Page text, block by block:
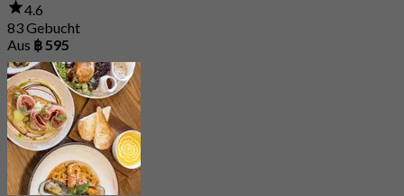
4.6
83 Gebucht
Aus ฿ 595